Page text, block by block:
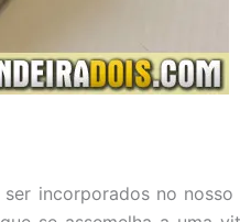
incorporados no nosso